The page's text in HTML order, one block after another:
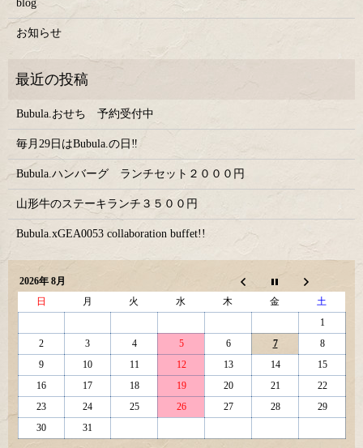
blog
お知らせ
Bubula.おせち 予約受付中
毎月29日はBubula.の日‼
Bubula.ハンバーグ ランチセット２０００円
山形牛のステーキランチ３５００円
Bubula.xGEA0053 collaboration buffet!!
2026年 8月
日
月 火 水 木 金
土
1
2
3 4 5 6 7
8
9
10 11 12 13 14
15
16
17 18 19 20 21
22
23
24 25 26 27 28
29
30
31